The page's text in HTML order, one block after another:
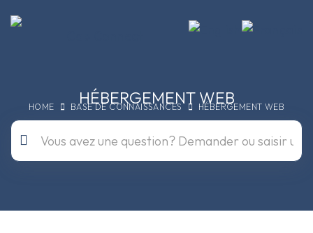
HÉBERGEMENT WEB
HOME BASE DE CONNAISSANCES HÉBERGEMENT WEB